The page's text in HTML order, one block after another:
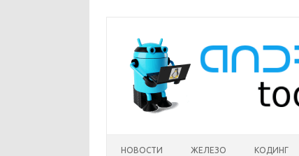
содержимому
НОВОСТИ ЖЕЛЕЗО КОДИНГ